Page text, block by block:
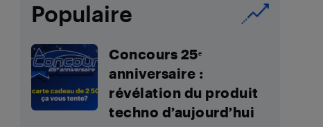
Populaire
Concours 25ᵉ
anniversaire :
révélation du produit
techno d’aujourd’hui